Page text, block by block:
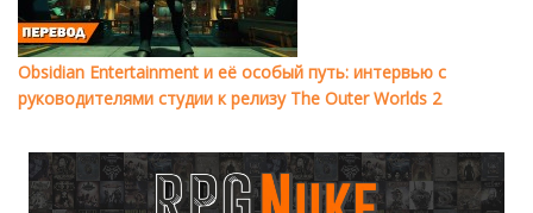
Obsidian Entertainment и её особый путь: интервью с
руководителями студии к релизу The Outer Worlds 2